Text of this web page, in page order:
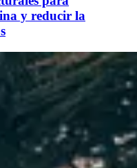
y reducir la